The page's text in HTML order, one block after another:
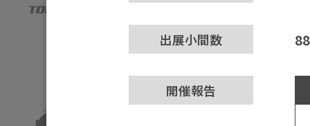
出展小間数
開催報告